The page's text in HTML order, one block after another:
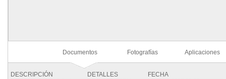
Documentos Fotografías Aplicaciones
DESCRIPCIÓN DETALLES FECHA